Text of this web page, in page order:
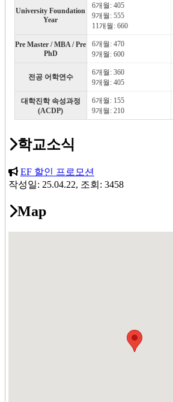
University Foundation
Year
6개월: 405
9개월: 555
11개월: 660
Pre Master / MBA / Pre
PhD
6개월: 470
9개월: 600
전공 어학연수
6개월: 360
9개월: 405
대학진학 속성과정
(ACDP)
6개월: 155
9개월: 210
학교소식
EF 할인 프로모션
작성일: 25.04.22, 조회: 3458
Map